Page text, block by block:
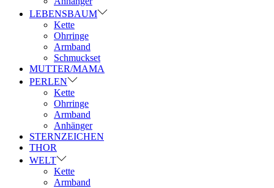
LEBENSBAUM
Kette
Ohrringe
Armband
Schmuckset
MUTTER/MAMA
PERLEN
Kette
Ohrringe
Armband
Anhänger
STERNZEICHEN
THOR
WELT
Kette
Armband